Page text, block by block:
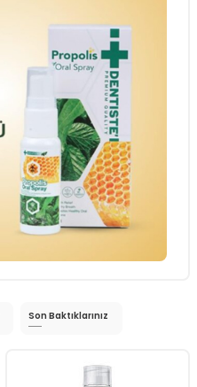
Son Baktıklarınız